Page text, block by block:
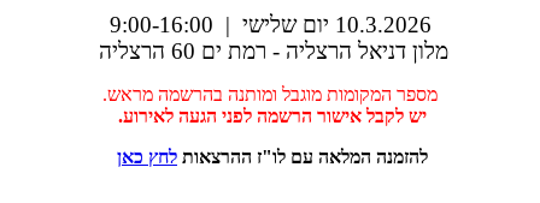
10.3.2026 יום שלישי |
9:00-16:00
מלון דניאל הרצליה - רמת ים 60 הרצליה
מספר המקומות מוגבל ומותנה בהרשמה מראש.
יש לקבל אישור הרשמה לפני הגעה לאירוע.
להזמנה המלאה עם לו"ז ההרצאות לחץ כאן